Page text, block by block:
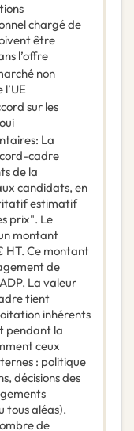
chargé de
être
l’offre
non
sur les
oui
: La
cadre
de la
candidats, en
estimatif
prix". Le
montant
HT. Ce montant
de
La valeur
tient
inhérents
pendant la
ceux
: politique
décisions des
tous aléas).
de